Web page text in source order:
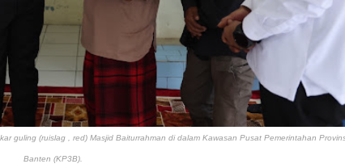
guling (ruislag , red) Masjid Baiturrahman di dalam Kawasan Pusat Pemerintahan
Banten (KP3B).